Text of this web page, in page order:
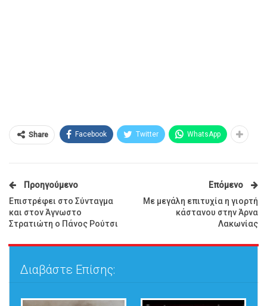
Share Facebook Twitter WhatsApp
Προηγούμενο
Επιστρέφει στο Σύνταγμα
και στον Άγνωστο
Στρατιώτη ο Πάνος Ρούτσι
Επόμενο
Με μεγάλη επιτυχία η γιορτή
κάστανου στην Άρνα
Λακωνίας
Διαβάστε Επίσης: